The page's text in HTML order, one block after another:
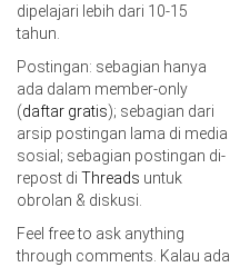
dipelajari lebih dari 10-15
tahun.
Postingan: sebagian hanya
ada dalam member-only
(daftar gratis); sebagian dari
arsip postingan lama di media
sosial; sebagian postingan di-
repost di Threads untuk
obrolan & diskusi.
Feel free to ask anything
through comments. Kalau ada